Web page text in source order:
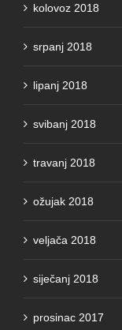
kolovoz 2018
srpanj 2018
lipanj 2018
svibanj 2018
travanj 2018
ožujak 2018
veljača 2018
siječanj 2018
prosinac 2017